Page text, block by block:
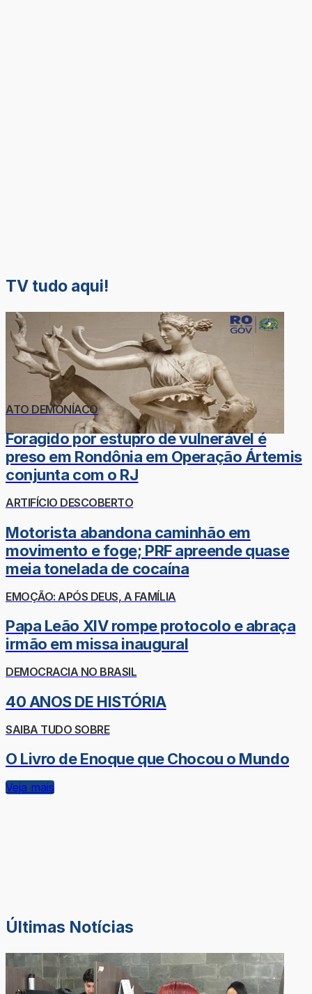
TV tudo aqui!
ATO DEMONÍACO
Foragido por estupro de vulnerável é
preso em Rondônia em Operação Ártemis
conjunta com o RJ
ARTIFÍCIO DESCOBERTO
Motorista abandona caminhão em
movimento e foge; PRF apreende quase
meia tonelada de cocaína
EMOÇÃO: APÓS DEUS, A FAMÍLIA
Papa Leão XIV rompe protocolo e abraça
irmão em missa inaugural
DEMOCRACIA NO BRASIL
40 ANOS DE HISTÓRIA
SAIBA TUDO SOBRE
O Livro de Enoque que Chocou o Mundo
Veja mais
Últimas Notícias